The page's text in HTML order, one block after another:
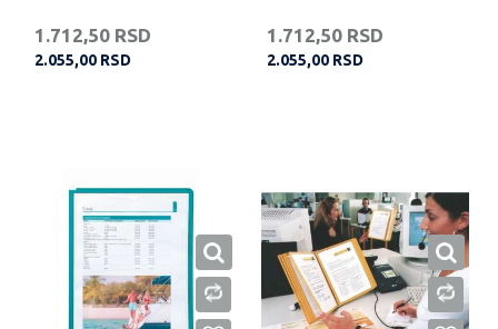
1.712,50 RSD
2.055,00 RSD
1.712,50 RSD
2.055,00 RSD